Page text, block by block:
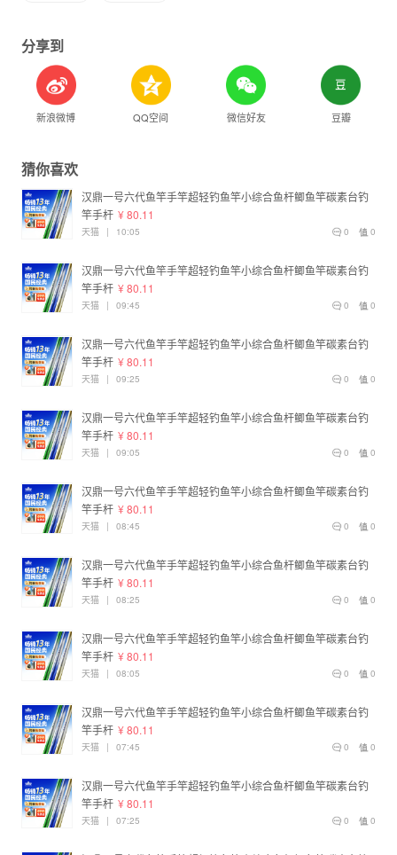
分享到
新浪微博 QQ空间 微信好友 豆瓣
猜你喜欢
汉鼎一号六代鱼竿手竿超轻钓鱼竿小综合鱼杆鲫鱼竿碳素台钓
竿手杆 ¥ 80.11
0
0
天猫 | 10:05
汉鼎一号六代鱼竿手竿超轻钓鱼竿小综合鱼杆鲫鱼竿碳素台钓
竿手杆 ¥ 80.11
0
0
天猫 | 09:45
汉鼎一号六代鱼竿手竿超轻钓鱼竿小综合鱼杆鲫鱼竿碳素台钓
竿手杆 ¥ 80.11
0
0
天猫 | 09:25
汉鼎一号六代鱼竿手竿超轻钓鱼竿小综合鱼杆鲫鱼竿碳素台钓
竿手杆 ¥ 80.11
0
0
天猫 | 09:05
汉鼎一号六代鱼竿手竿超轻钓鱼竿小综合鱼杆鲫鱼竿碳素台钓
竿手杆 ¥ 80.11
0
0
天猫 | 08:45
汉鼎一号六代鱼竿手竿超轻钓鱼竿小综合鱼杆鲫鱼竿碳素台钓
竿手杆 ¥ 80.11
0
0
天猫 | 08:25
汉鼎一号六代鱼竿手竿超轻钓鱼竿小综合鱼杆鲫鱼竿碳素台钓
竿手杆 ¥ 80.11
0
0
天猫 | 08:05
汉鼎一号六代鱼竿手竿超轻钓鱼竿小综合鱼杆鲫鱼竿碳素台钓
竿手杆 ¥ 80.11
0
0
天猫 | 07:45
汉鼎一号六代鱼竿手竿超轻钓鱼竿小综合鱼杆鲫鱼竿碳素台钓
竿手杆 ¥ 80.11
0
0
天猫 | 07:25